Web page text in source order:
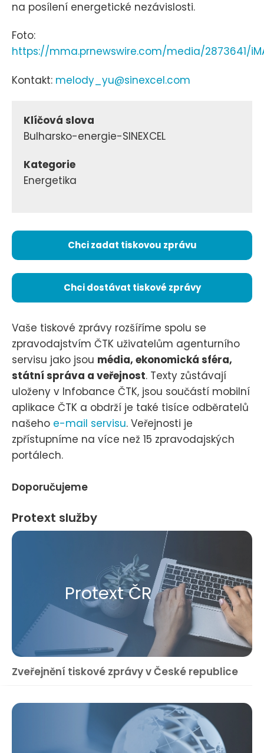
na posílení energetické nezávislosti.
Foto:
https://mma.prnewswire.com/media/2873641/
Kontakt: melody_yu@sinexcel.com
Klíčová slova
Bulharsko-energie-SINEXCEL
Kategorie
Energetika
Chci zadat tiskovou zprávu
Chci dostávat tiskové zprávy
Vaše tiskové zprávy rozšíříme spolu se
zpravodajstvím ČTK uživatelům agenturního
servisu jako jsou média, ekonomická sféra,
státní správa a veřejnost. Texty zůstávají
uloženy v Infobance ČTK, jsou součástí mobilní
aplikace ČTK a obdrží je také tisíce odběratelů
našeho e-mail servisu. Veřejnosti je
zpřístupníme na více než 15 zpravodajských
portálech.
Doporučujeme
Protext služby
Protext ČR
Zveřejnění tiskové zprávy v České republice